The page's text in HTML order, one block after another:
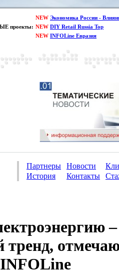
проекты:
NEW Экономика России -
NEW DIY Retail Russia Top
NEW INFOLine Евразия
Партнеры Новости
История
Контакты
–
тренд,